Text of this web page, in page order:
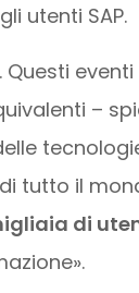
utenti SAP.
–
tutto il
di